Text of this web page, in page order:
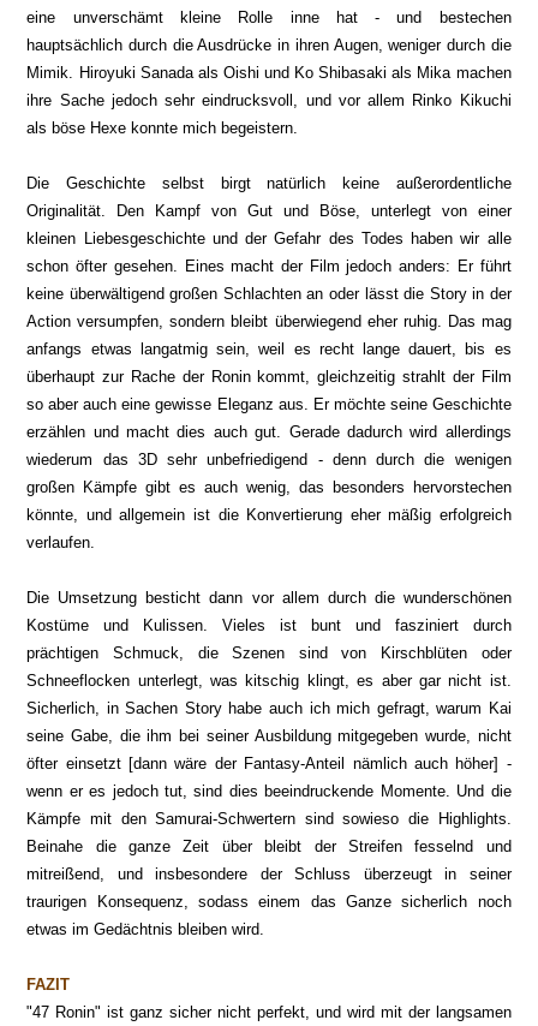
eine unverschämt kleine Rolle inne hat - und bestechen
hauptsächlich durch die Ausdrücke in ihren Augen, weniger durch die
Mimik. Hiroyuki Sanada als Oishi und Ko Shibasaki als Mika machen
ihre Sache jedoch sehr eindrucksvoll, und vor allem Rinko Kikuchi
als böse Hexe konnte mich begeistern.
Die Geschichte selbst birgt natürlich keine außerordentliche
Originalität. Den Kampf von Gut und Böse, unterlegt von einer
kleinen Liebesgeschichte und der Gefahr des Todes haben wir alle
schon öfter gesehen. Eines macht der Film jedoch anders: Er führt
keine überwältigend großen Schlachten an oder lässt die Story in der
Action versumpfen, sondern bleibt überwiegend eher ruhig. Das mag
anfangs etwas langatmig sein, weil es recht lange dauert, bis es
überhaupt zur Rache der Ronin kommt, gleichzeitig strahlt der Film
so aber auch eine gewisse Eleganz aus. Er möchte seine Geschichte
erzählen und macht dies auch gut. Gerade dadurch wird allerdings
wiederum das 3D sehr unbefriedigend - denn durch die wenigen
großen Kämpfe gibt es auch wenig, das besonders hervorstechen
könnte, und allgemein ist die Konvertierung eher mäßig erfolgreich
verlaufen.
Die Umsetzung besticht dann vor allem durch die wunderschönen
Kostüme und Kulissen. Vieles ist bunt und fasziniert durch
prächtigen Schmuck, die Szenen sind von Kirschblüten oder
Schneeflocken unterlegt, was kitschig klingt, es aber gar nicht ist.
Sicherlich, in Sachen Story habe auch ich mich gefragt, warum Kai
seine Gabe, die ihm bei seiner Ausbildung mitgegeben wurde, nicht
öfter einsetzt [dann wäre der Fantasy-Anteil nämlich auch höher] -
wenn er es jedoch tut, sind dies beeindruckende Momente. Und die
Kämpfe mit den Samurai-Schwertern sind sowieso die Highlights.
Beinahe die ganze Zeit über bleibt der Streifen fesselnd und
mitreißend, und insbesondere der Schluss überzeugt in seiner
traurigen Konsequenz, sodass einem das Ganze sicherlich noch
etwas im Gedächtnis bleiben wird.
FAZIT
"47 Ronin" ist ganz sicher nicht perfekt, und wird mit der langsamen